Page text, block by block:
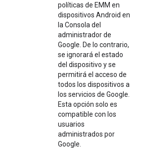
políticas de EMM en
dispositivos Android en
la Consola del
administrador de
Google. De lo contrario,
se ignorará el estado
del dispositivo y se
permitirá el acceso de
todos los dispositivos a
los servicios de Google.
Esta opción solo es
compatible con los
usuarios
administrados por
Google.